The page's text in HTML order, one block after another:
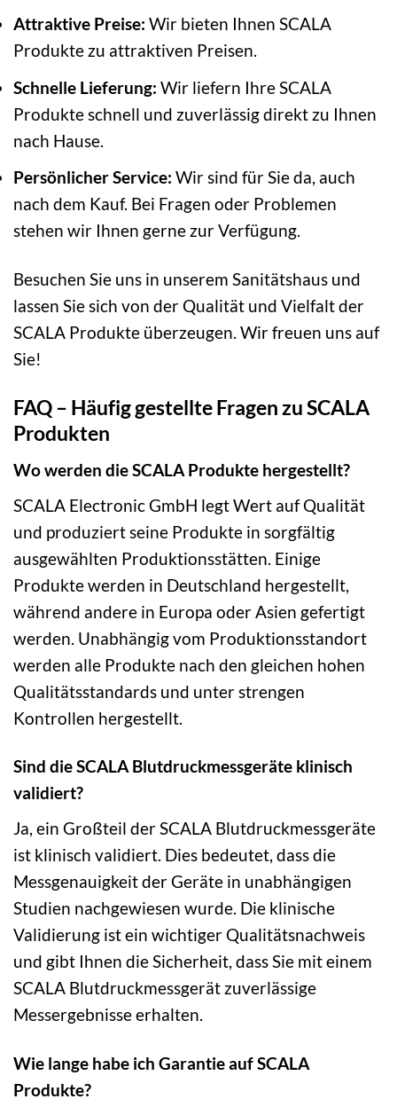
Attraktive Preise: Wir bieten Ihnen SCALA
Produkte zu attraktiven Preisen.
Schnelle Lieferung: Wir liefern Ihre SCALA
Produkte schnell und zuverlässig direkt zu Ihnen
nach Hause.
Persönlicher Service: Wir sind für Sie da, auch
nach dem Kauf. Bei Fragen oder Problemen
stehen wir Ihnen gerne zur Verfügung.
Besuchen Sie uns in unserem Sanitätshaus und
lassen Sie sich von der Qualität und Vielfalt der
SCALA Produkte überzeugen. Wir freuen uns auf
Sie!
FAQ – Häufig gestellte Fragen zu SCALA
Produkten
Wo werden die SCALA Produkte hergestellt?
SCALA Electronic GmbH legt Wert auf Qualität
und produziert seine Produkte in sorgfältig
ausgewählten Produktionsstätten. Einige
Produkte werden in Deutschland hergestellt,
während andere in Europa oder Asien gefertigt
werden. Unabhängig vom Produktionsstandort
werden alle Produkte nach den gleichen hohen
Qualitätsstandards und unter strengen
Kontrollen hergestellt.
Sind die SCALA Blutdruckmessgeräte klinisch
validiert?
Ja, ein Großteil der SCALA Blutdruckmessgeräte
ist klinisch validiert. Dies bedeutet, dass die
Messgenauigkeit der Geräte in unabhängigen
Studien nachgewiesen wurde. Die klinische
Validierung ist ein wichtiger Qualitätsnachweis
und gibt Ihnen die Sicherheit, dass Sie mit einem
SCALA Blutdruckmessgerät zuverlässige
Messergebnisse erhalten.
Wie lange habe ich Garantie auf SCALA
Produkte?